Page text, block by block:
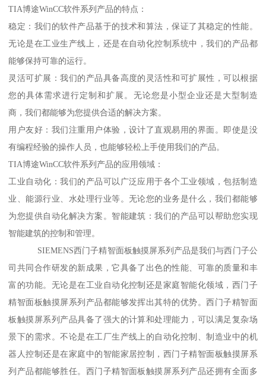
TIA博途WinCC软件系列产品的特点：
稳定：我们的软件产品基于的技术和算法，保证了其稳定的性能。
无论是在工业生产线上，还是在自动化控制系统中，我们的产品都
能够保持可靠的运行。
灵活可扩展：我们的产品具备高度的灵活性和可扩展性，可以根据
您的具体需求进行定制和扩展。无论您是小型企业还是大型制造
商，我们都能够为您提供合适的解决方案。
用户友好：我们注重用户体验，设计了直观易用的界面。即使是没
有编程经验的操作人员，也能够轻松上手使用我们的产品。
TIA博途WinCC软件系列产品的应用领域：
工业自动化：我们的产品可以广泛应用于各个工业领域，包括制造
业、能源行业、水处理行业等。无论您的业务是什么，我们都能够
为您提供自动化解决方案。智能建筑：我们的产品可以帮助您实现
智能建筑的控制和管理。
SIEMENS西门子精智面板触摸屏系列产品是我们与西门子公
司共同合作研发的新成果，它具备了出色的性能、可靠的质量和丰
富的功能。无论是在工业自动化控制还是家庭智能化领域，西门子
精智面板触摸屏系列产品都能够发挥出其特的优势。西门子精智面
板触摸屏系列产品具备了强大的计算和处理能力，可以满足复杂场
景下的需求。不论是在工厂生产线上的自动化控制、制造业中的机
器人控制还是在家庭中的智能家居控制，西门子精智面板触摸屏系
列产品都能够胜任。西门子精智面板触摸屏系列产品还拥有全面多